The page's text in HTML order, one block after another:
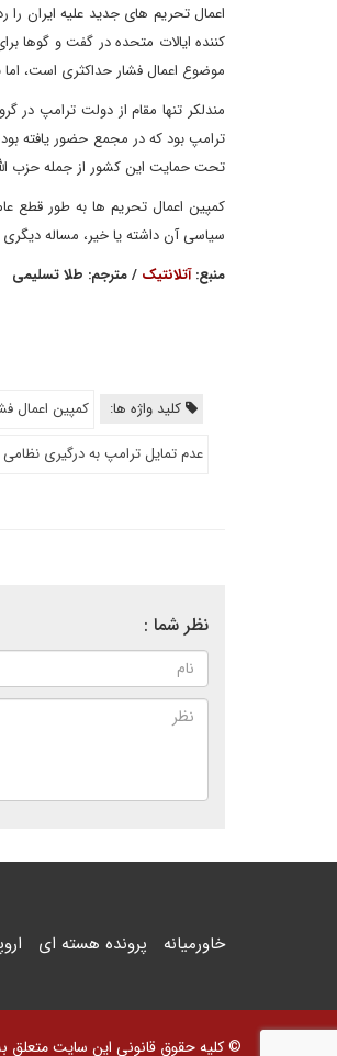
اعمال تحریم های جدید علیه ایران را
کننده ایالات متحده در گفت و گوها
موضوع اعمال فشار حداکثری است، اما
مندلکر تنها مقام از دولت ترامپ در
ترامپ بود که در مجمع حضور یافته
تحت حمایت این کشور از جمله حزب
کمپین اعمال تحریم ها به طور قطع
سیاسی آن داشته یا خیر، مساله دیگری
منبع:آتلانتیک / مترجم: طلا تسلیمی
کلید واژه ها: کمپین اعمال
عدم تمایل ترامپ به درگیری نظامی
نظر شما :
خاورمیانه پرونده هسته ای
© کلیه حقوق قانونی این سایت متعلق